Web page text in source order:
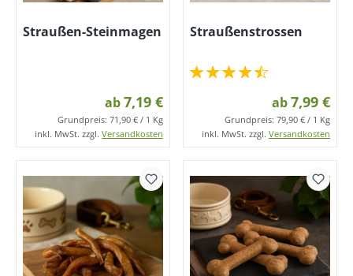
Straußen-Steinmagen
ab7,19 €
Grundpreis: 71,90 € / 1 Kg
inkl. MwSt. zzgl. Versandkosten
Straußenstrossen
ab7,99 €
Grundpreis: 79,90 € / 1 Kg
inkl. MwSt. zzgl. Versandkosten